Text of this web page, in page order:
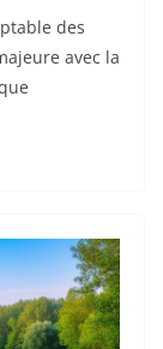
des
avec la